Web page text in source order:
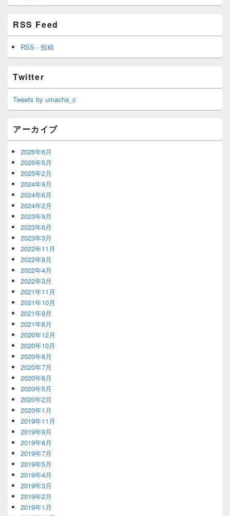
RSS Feed
RSS - 投稿
Twitter
Tweets by umacha_c
アーカイブ
2026年6月
2025年5月
2025年2月
2024年9月
2024年6月
2024年2月
2023年9月
2023年6月
2023年3月
2022年11月
2022年8月
2022年4月
2022年3月
2021年11月
2021年10月
2021年9月
2021年8月
2020年12月
2020年10月
2020年8月
2020年7月
2020年6月
2020年5月
2020年2月
2020年1月
2019年11月
2019年9月
2019年8月
2019年7月
2019年5月
2019年4月
2019年3月
2019年2月
2019年1月